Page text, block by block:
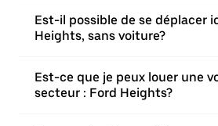
Est-il possible de se déplacer
Heights, sans voiture?
Est-ce que je peux louer une
secteur : Ford Heights?